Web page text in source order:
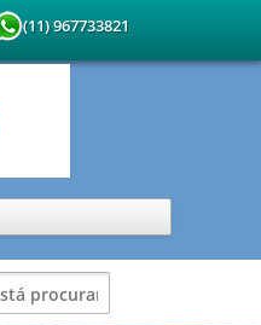
(11) 967733821